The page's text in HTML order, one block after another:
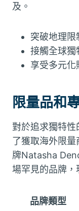
及。
突破地理限
接觸全球獨
享受多元化
限量品和
對於追求獨特
了獲取海外限
牌Natasha
場罕見的品牌，
品牌類型